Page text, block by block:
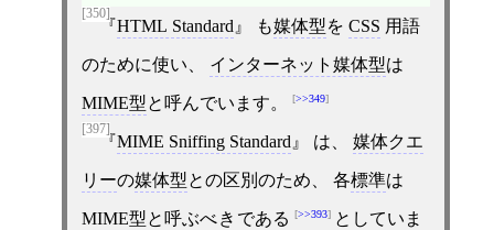
[350]
HTML Standard も媒体型を CSS 用語
のために使い、 インターネット媒体型は
MIME型と呼んでいます。 >>349
[397]
MIME Sniffing Standard は、 媒体クエ
リーの媒体型との区別のため、 各標準は
MIME型と呼ぶべき である >>393 としていま